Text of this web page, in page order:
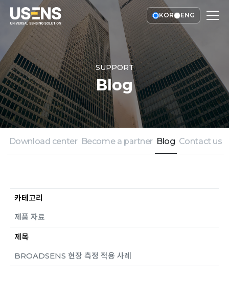
KOR ENG
SUPPORT
Blog
Download center Become a partner Blog Contact us
카테고리
제품 자료
제목
BROADSENS 현장 측정 적용 사례